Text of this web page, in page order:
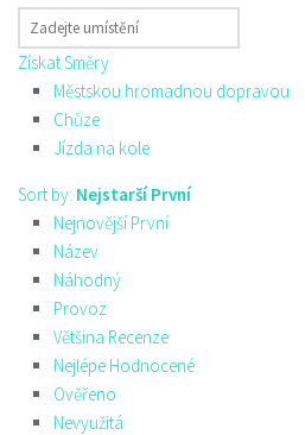
Získat Směry
Městskou hromadnou dopravou
Chůze
Jízda na kole
Sort by: Nejstarší První
Nejnovější První
Název
Náhodný
Provoz
Většina Recenze
Nejlépe Hodnocené
Ověřeno
Nevyužitá